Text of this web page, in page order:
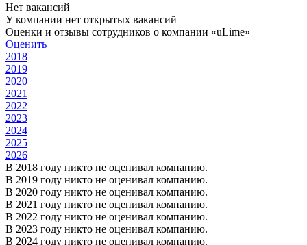
Нет вакансий
У компании нет открытых вакансий
Оценки и отзывы сотрудников о компании «uLime»
Оценить
2018
2019
2020
2021
2022
2023
2024
2025
2026
В 2018 году никто не оценивал компанию.
В 2019 году никто не оценивал компанию.
В 2020 году никто не оценивал компанию.
В 2021 году никто не оценивал компанию.
В 2022 году никто не оценивал компанию.
В 2023 году никто не оценивал компанию.
В 2024 году никто не оценивал компанию.